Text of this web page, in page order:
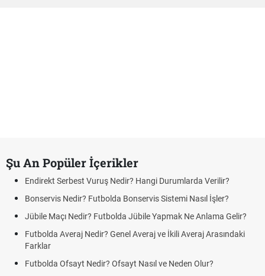
Şu An Popüler İçerikler
Endirekt Serbest Vuruş Nedir? Hangi Durumlarda Verilir?
Bonservis Nedir? Futbolda Bonservis Sistemi Nasıl İşler?
Jübile Maçı Nedir? Futbolda Jübile Yapmak Ne Anlama Gelir?
Futbolda Averaj Nedir? Genel Averaj ve İkili Averaj Arasındaki
Farklar
Futbolda Ofsayt Nedir? Ofsayt Nasıl ve Neden Olur?